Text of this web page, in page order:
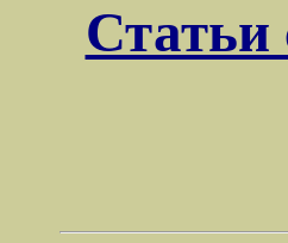
Статьи